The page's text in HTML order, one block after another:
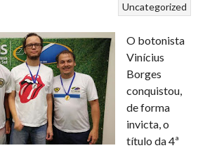
Uncategorized
O botonista
Vinícius
Borges
conquistou,
de forma
invicta, o
título da 4ª